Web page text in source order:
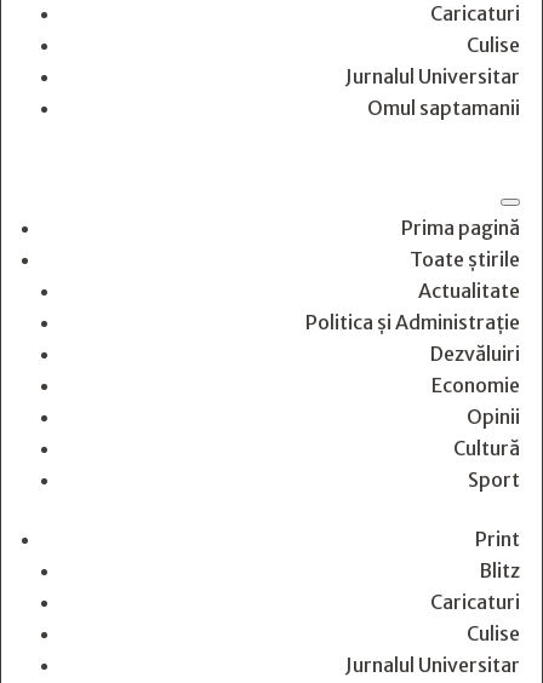
Caricaturi
Culise
Jurnalul Universitar
Omul saptamanii
Prima pagină
Toate știrile
Actualitate
Politica și Administrație
Dezvăluiri
Economie
Opinii
Cultură
Sport
Print
Blitz
Caricaturi
Culise
Jurnalul Universitar